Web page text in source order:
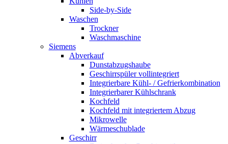
Side-by-Side
Waschen
Trockner
Waschmaschine
Siemens
Abverkauf
Dunstabzugshaube
Geschirrspüler vollintegriert
Integrierbare Kühl- / Gefrierkombination
Integrierbarer Kühlschrank
Kochfeld
Kochfeld mit integriertem Abzug
Mikrowelle
Wärmeschublade
Geschirr